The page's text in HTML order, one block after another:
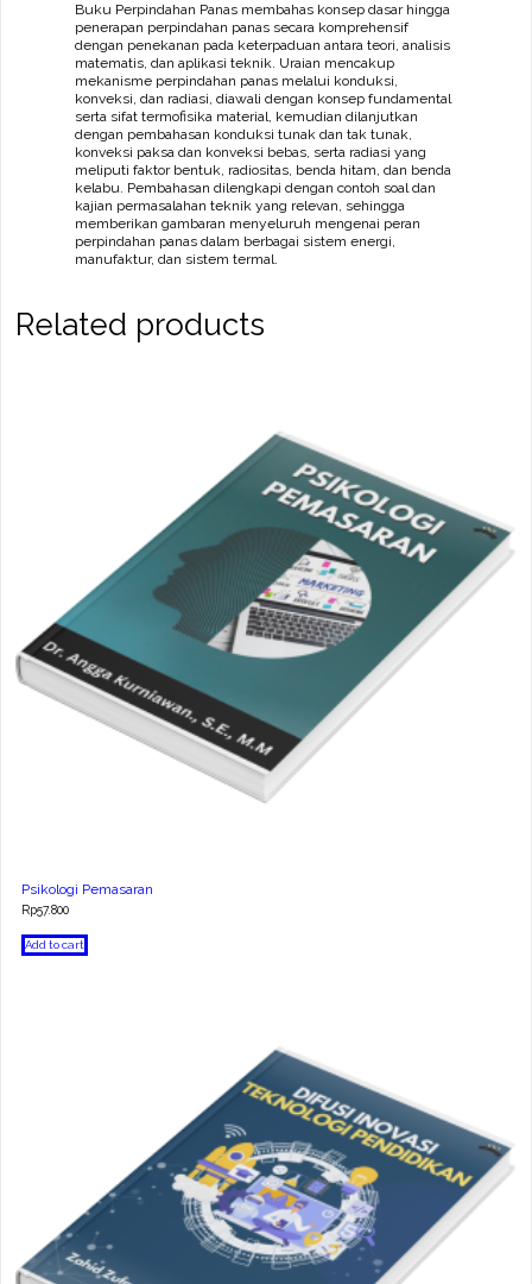
Buku Perpindahan Panas membahas konsep dasar hingga
penerapan perpindahan panas secara komprehensif
dengan penekanan pada keterpaduan antara teori, analisis
matematis, dan aplikasi teknik. Uraian mencakup
mekanisme perpindahan panas melalui konduksi,
konveksi, dan radiasi, diawali dengan konsep fundamental
serta sifat termofisika material, kemudian dilanjutkan
dengan pembahasan konduksi tunak dan tak tunak,
konveksi paksa dan konveksi bebas, serta radiasi yang
meliputi faktor bentuk, radiositas, benda hitam, dan benda
kelabu. Pembahasan dilengkapi dengan contoh soal dan
kajian permasalahan teknik yang relevan, sehingga
memberikan gambaran menyeluruh mengenai peran
perpindahan panas dalam berbagai sistem energi,
manufaktur, dan sistem termal.
Related products
Psikologi Pemasaran
Rp57.800
Add to cart